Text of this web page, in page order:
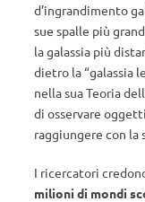
d’ingrandimento
sue spalle più
la galassia più
dietro la “galassia
nella sua Teoria
di osservare
raggiungere con la
I ricercatori
milioni di mondi